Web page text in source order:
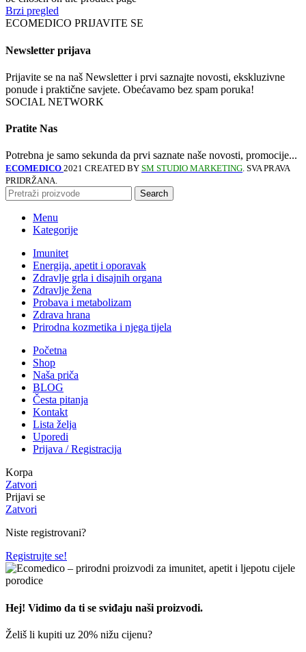
Brzi pregled
ECOMEDICO PRIJAVITE SE
Newsletter prijava
Prijavite se na naš Newsletter i prvi saznajte novosti, ekskluzivne
ponude i praktične savjete. Obećavamo bez spam poruka!
SOCIAL NETWORK
Pratite Nas
Potrebna je samo sekunda da prvi saznate naše novosti, promocije...
ECOMEDICO 2021 CREATED BY SM STUDIO MARKETING. SVA PRAVA
PRIDRŽANA.
Search
Menu
Kategorije
Imunitet
Energija, apetit i oporavak
Zdravlje grla i disajnih organa
Zdravlje žena
Probava i metabolizam
Zdrava hrana
Prirodna kozmetika i njega tijela
Početna
Shop
Naša priča
BLOG
Česta pitanja
Kontakt
Lista želja
Uporedi
Prijava / Registracija
Korpa
Zatvori
Prijavi se
Zatvori
Niste registrovani?
Registrujte se!
Hej! Vidimo da ti se sviđaju naši proizvodi.
Želiš li kupiti uz 20% nižu cijenu?